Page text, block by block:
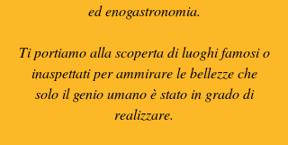
ed enogastronomia.
Ti portiamo alla scoperta di luoghi famosi o
inaspettati per ammirare le bellezze che
solo il genio umano è stato in grado di
realizzare.